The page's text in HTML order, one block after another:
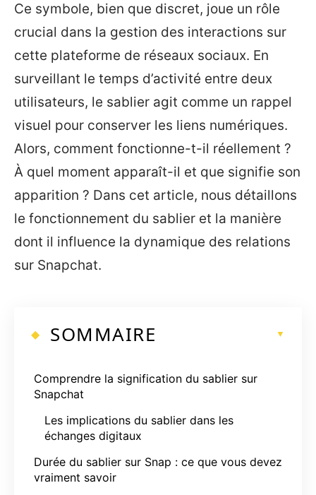
Ce symbole, bien que discret, joue un rôle
crucial dans la gestion des interactions sur
cette plateforme de réseaux sociaux. En
surveillant le temps d’activité entre deux
utilisateurs, le sablier agit comme un rappel
visuel pour conserver les liens numériques.
Alors, comment fonctionne-t-il réellement ?
À quel moment apparaît-il et que signifie son
apparition ? Dans cet article, nous détaillons
le fonctionnement du sablier et la manière
dont il influence la dynamique des relations
sur Snapchat.
SOMMAIRE
Comprendre la signification du sablier sur
Snapchat
Les implications du sablier dans les
échanges digitaux
Durée du sablier sur Snap : ce que vous devez
vraiment savoir